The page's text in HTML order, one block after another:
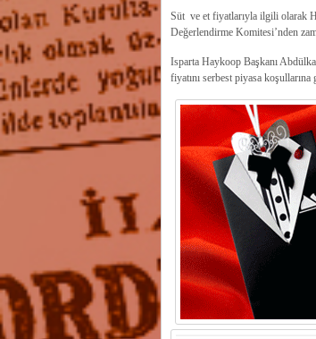
Süt ve et fiyatlarıyla ilgili olarak
Değerlendirme Komitesi’nden
Isparta Haykoop Başkanı
fiyatını serbest piyasa